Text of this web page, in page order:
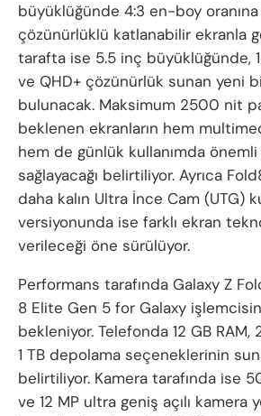
büyüklüğünde 4:3 en-boy
çözünürlüklü katlanabilir ekranla
tarafta ise 5.5 inç büyüklüğünde,
ve QHD+ çözünürlük sunan yeni
bulunacak. Maksimum 2500 nit
beklenen ekranların hem
hem de günlük kullanımda
sağlayacağı belirtiliyor. Ayrıca
daha kalın Ultra İnce Cam (UTG)
versiyonunda ise farklı ekran
verileceği öne sürülüyor.
Performans tarafında Galaxy Z
8 Elite Gen 5 for Galaxy
bekleniyor. Telefonda 12 GB RAM,
1 TB depolama seçeneklerinin
belirtiliyor. Kamera tarafında ise
ve 12 MP ultra geniş açılı kamera